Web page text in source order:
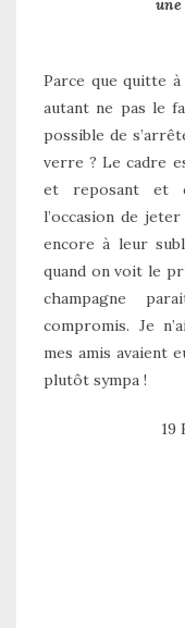
une
Parce que quitte
autant ne pas le
possible de
verre ? Le cadre
et reposant et
l’occasion de
encore à leur
quand on voit le
champagne
compromis. Je
mes amis avaient
plutôt sympa !
19